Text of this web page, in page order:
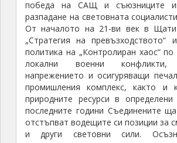
победа на САЩ и съюзниците
разпадане на световната
От началото на 21-ви век в
„Стратегия на превъзходството“
политика на „Контролиран хаос“
локални военни конфликти,
напрежението и осигуряващи
промишления комплекс, както и
природните ресурси в
последните години Съединените
отстъпват водещите си позиции за
и други световни сили.